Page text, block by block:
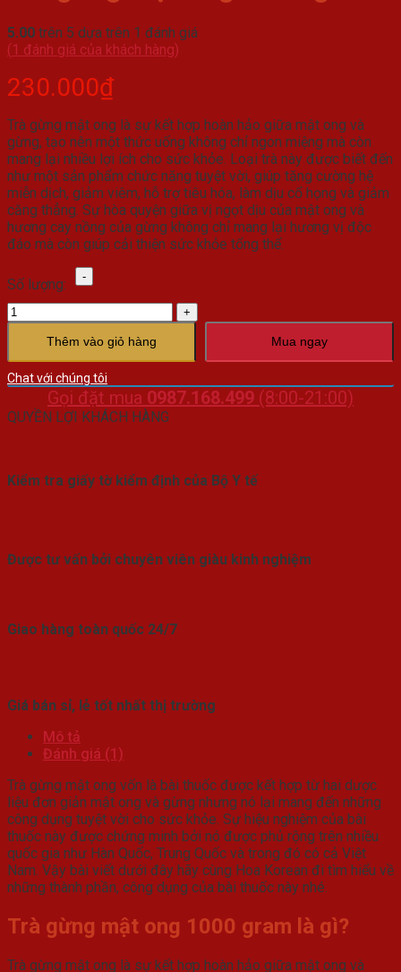
5.00 trên 5 dựa trên 1 đánh giá
(1 đánh giá của khách hàng)
230.000₫
Trà gừng mật ong là sự kết hợp hoàn hảo giữa mật ong và
gừng, tạo nên một thức uống không chỉ ngon miệng mà còn
mang lại nhiều lợi ích cho sức khỏe. Loại trà này được biết đến
như một sản phẩm chức năng tuyệt vời, giúp tăng cường hệ
miễn dịch, giảm viêm, hỗ trợ tiêu hóa, làm dịu cổ họng và giảm
căng thẳng. Sự hòa quyện giữa vị ngọt dịu của mật ong và
hương cay nồng của gừng không chỉ mang lại hương vị độc
đáo mà còn giúp cải thiện sức khỏe tổng thể.
Số lượng:
Trà
mật
ong
1000
gram
số
lượng
Thêm vào giỏ hàng Mua ngay
Chat với chúng tôi
Gọi đặt mua 0987.168.499 (8:00-21:00)
QUYỀN LỢI KHÁCH HÀNG
Kiểm tra giấy tờ kiểm định của Bộ Y tế
Được tư vấn bởi chuyên viên giàu kinh nghiệm
Giao hàng toàn quốc 24/7
Giá bán sỉ, lẻ tốt nhất thị trường
Mô tả
Đánh giá (1)
Trà gừng mật ong vốn là bài thuốc được kết hợp từ hai dược
liệu đơn giản mật ong và gừng nhưng nó lại mang đến những
công dụng tuyệt vời cho sức khỏe. Sự hiệu nghiệm của bài
thuốc này được chứng minh bởi nó được phủ rộng trên nhiều
quốc gia như Hàn Quốc, Trung Quốc và trong đó có cả Việt
Nam. Vậy bài viết dưới đây hãy cùng Hoa Korean đi tìm hiểu về
những thành phần, công dụng của bài thuốc này nhé.
Trà gừng mật ong 1000 gram là gì?
Trà gừng mật ong là sự kết hợp hoàn hảo giữa mật ong và